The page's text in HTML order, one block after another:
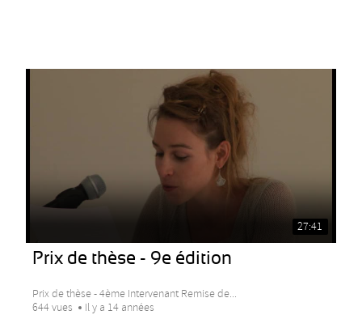
27:41
Prix de thèse - 9e édition
Prix de thèse - 4ème Intervenant Remise de...
644 vues
Il y a 14 années